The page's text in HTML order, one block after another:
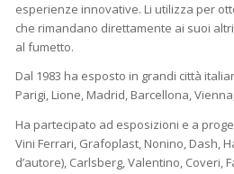
esperienze innovative. Li utilizza per
che rimandano direttamente ai suoi
al fumetto.
Dal 1983 ha esposto in grandi città
Parigi, Lione, Madrid, Barcellona,
Ha partecipato ad esposizioni e a
Vini Ferrari, Grafoplast, Nonino, Dash,
d’autore), Carlsberg, Valentino, Coveri,